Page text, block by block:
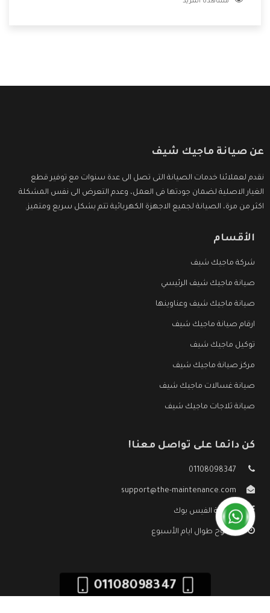
المنتجات وتقدم للعملاء أقوى العروض والخصومات التى تسهل
عن صيانة ماجيك شيف
نقدم لعملائنا خدمات الصيانة التى تصل الى عدة سنوات مع توفير قطع
الغيار الاصلية لضمان جودتها فى العمل، وعدم التعرض الى نفس المشكلة
اكثر من مرة، الصيانة لجميع الاجهزة الكهربائية تتم بشكل سريع ومتميز.
الأقسام
شركة ماجيك شيف
صيانة ماجيك شيف الرئيسي
صيانة ماجيك شيف وعناوينها
ارقام صيانة ماجيك شيف
توكيل ماجيك شيف
مركز صيانة ماجيك شيف
صيانة غسالات ماجيك شيف
صيانة ثلاجات ماجيك شيف
كن دائما على تواصل معنا!
01108098347
support@the-maintenance.com
صفحة الفيس بوك
مفتوح طوال ايام الأسبوع
01108098347